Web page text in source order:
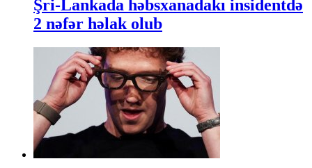
Şri-Lankada həbsxanadakı insidentdə
2 nəfər həlak olub